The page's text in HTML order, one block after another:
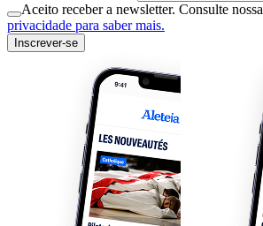
Aceito receber a newsletter. Consulte nossa
privacidade para saber mais.
Inscrever-se